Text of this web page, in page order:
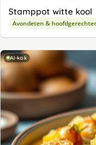
Stamppot witte kool
Avondeten &
AI-kok